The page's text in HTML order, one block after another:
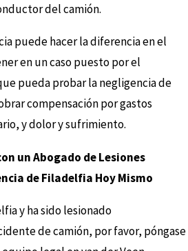
del camión.
puede hacer la diferencia en el
en un caso puesto por el
pueda probar la negligencia de
compensación por gastos
y dolor y sufrimiento.
un Abogado de Lesiones
de Filadelfia Hoy Mismo
y ha sido lesionado
de camión, por favor, póngase